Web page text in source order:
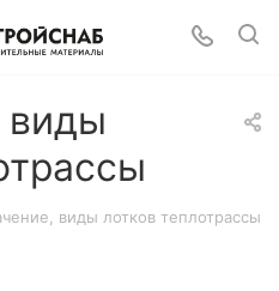
виды
виды лотков теплотрассы